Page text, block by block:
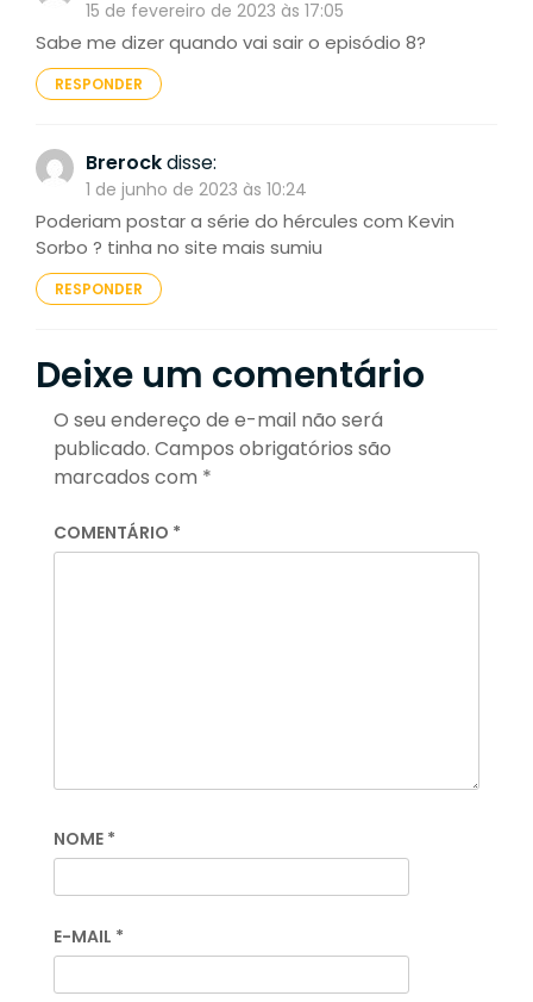
15 de fevereiro de 2023 às 17:05
Sabe me dizer quando vai sair o episódio 8?
RESPONDER
Brerockdisse:
1 de junho de 2023 às 10:24
Poderiam postar a série do hércules com Kevin
Sorbo ? tinha no site mais sumiu
RESPONDER
Deixe um comentário
O seu endereço de e-mail não será
publicado. Campos obrigatórios são
marcados com *
COMENTÁRIO *
NOME *
E-MAIL *